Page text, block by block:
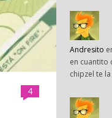
4
Andresito
en cuantito
chipzel te